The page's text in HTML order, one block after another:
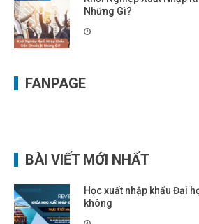
Những Gì?
FANPAGE
BÀI VIẾT MỚI NHẤT
Học xuất nhập khẩu Đại
không